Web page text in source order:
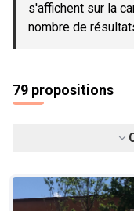
s'affichent sur la
nombre de
79 propositions